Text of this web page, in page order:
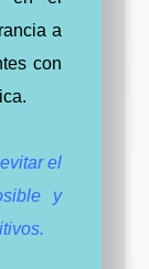
a
con
el
y